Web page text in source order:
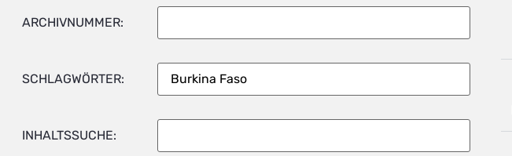
ARCHIVNUMMER:
SCHLAGWÖRTER:
INHALTSSUCHE: